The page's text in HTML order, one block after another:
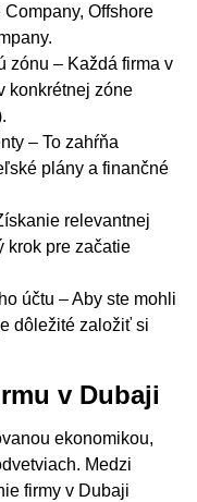
Offshore
zónu – Každá firma v
konkrétnej zóne
– To zahŕňa
plány a finančné
relevantnej
krok pre začatie
účtu – Aby ste mohli
dôležité založiť si
v Dubaji
ekonomikou,
Medzi
firmy v Dubaji